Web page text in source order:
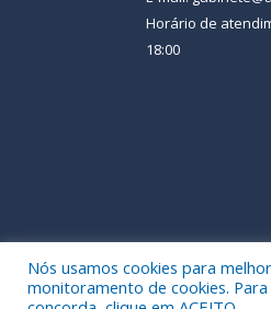
Horário de
18:00
Todos os direitos
Nós usamos cookies para
monitoramento de cookies.